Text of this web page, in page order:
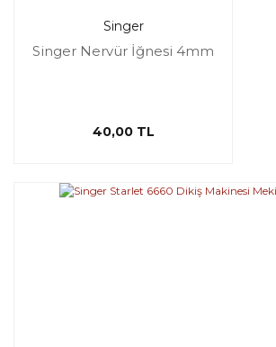
Singer
Singer Nervür İğnesi 4mm
40,00 TL